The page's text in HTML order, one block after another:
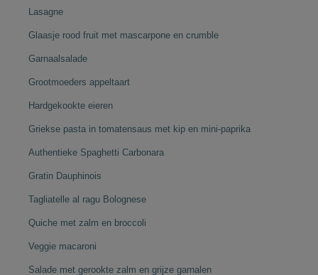
Lasagne
Glaasje rood fruit met mascarpone en crumble
Garnaalsalade
Grootmoeders appeltaart
Hardgekookte eieren
Griekse pasta in tomatensaus met kip en mini-paprika
Authentieke Spaghetti Carbonara
Gratin Dauphinois
Tagliatelle al ragu Bolognese
Quiche met zalm en broccoli
Veggie macaroni
Salade met gerookte zalm en grijze garnalen